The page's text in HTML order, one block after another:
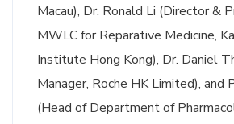
Macau), Dr. Ronald Li (Director &
MWLC for Reparative Medicine,
Institute Hong Kong), Dr. Daniel
Manager, Roche HK Limited), and
(Head of Department of